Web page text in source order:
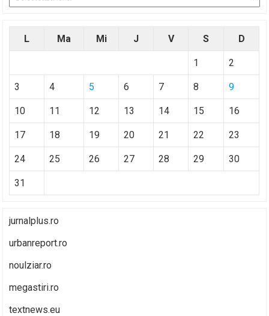
L Ma Mi J V S D
1 2
3 4 5 6 7 8 9
10 11 12 13 14 15 16
17 18 19 20 21 22 23
24 25 26 27 28 29 30
31
jurnalplus.ro
urbanreport.ro
noulziar.ro
megastiri.ro
textnews.eu